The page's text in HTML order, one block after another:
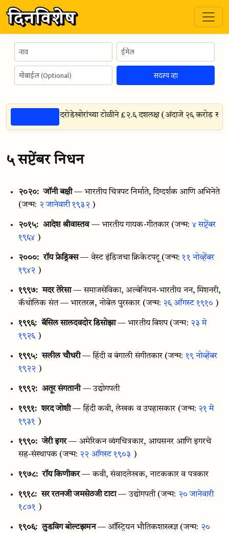
सदस्य व्हा
इंग्लंड — १५ दरोडेखोरांच्या टोळीने £२.६ दशलक्ष (अंदाजे २६ करोड रुपये)
५ सप्टेंबर निधन
२०२०: जॉनी बक्षी — भारतीय चित्रपट निर्माते, दिग्दर्शक आणि अभिनेते
(जन्म: २ जानेवारी १९३२ )
२०१५: आदेश श्रीवास्तव — भारतीय गायक-गीतकार (जन्म:४ सप्टेंबर
१९६४ )
२०००: रॉय फ्रेड्रिक्स — वेस्ट इंडिजचा क्रिकेटपटू (जन्म:११ नोव्हेंबर
१९४२ )
१९९७: मदर तेरेसा — समाजसेविका, अल्बेनियन-भारतीय नन, मिशनरी,
कॅथोलिक संत — भारतरत्न, नोबेल पुरस्कार (जन्म: २६ ऑगस्ट १९१० )
१९९६: बॅसिल सालदवदोर डिसोझा — भारतीय बिशप (जन्म: २३ मे
१९२६ )
१९९५: सलील चौधरी — हिंदी व बंगाली संगीतकार (जन्म: १९ नोव्हेंबर
१९२२ )
१९९२: अतूर संगतानी — उद्योगपती
१९९१: शरद जोशी — हिंदी कवी, लेखक व उपहासकार (जन्म: २१ मे
१९३१
)
१९९०: जेरी इगर — अमेरिकन व्यंगचित्रकार, आयसनर आणि इगरचे
सह-संस्थापक (जन्म: २२ ऑगस्ट १९०३ )
१९७८: रॉय किणीकर — कवी, संवादलेखक, नाटककार व पत्रकार
१९१८: सर रतनजी जमसेठजी टाटा — उद्योगपती (जन्म: २० जानेवारी
१८७१
)
१९०६: लुडविग बोल्टझमन — ऑस्ट्रियन भौतिकशास्त्रज्ञ (जन्म: २०